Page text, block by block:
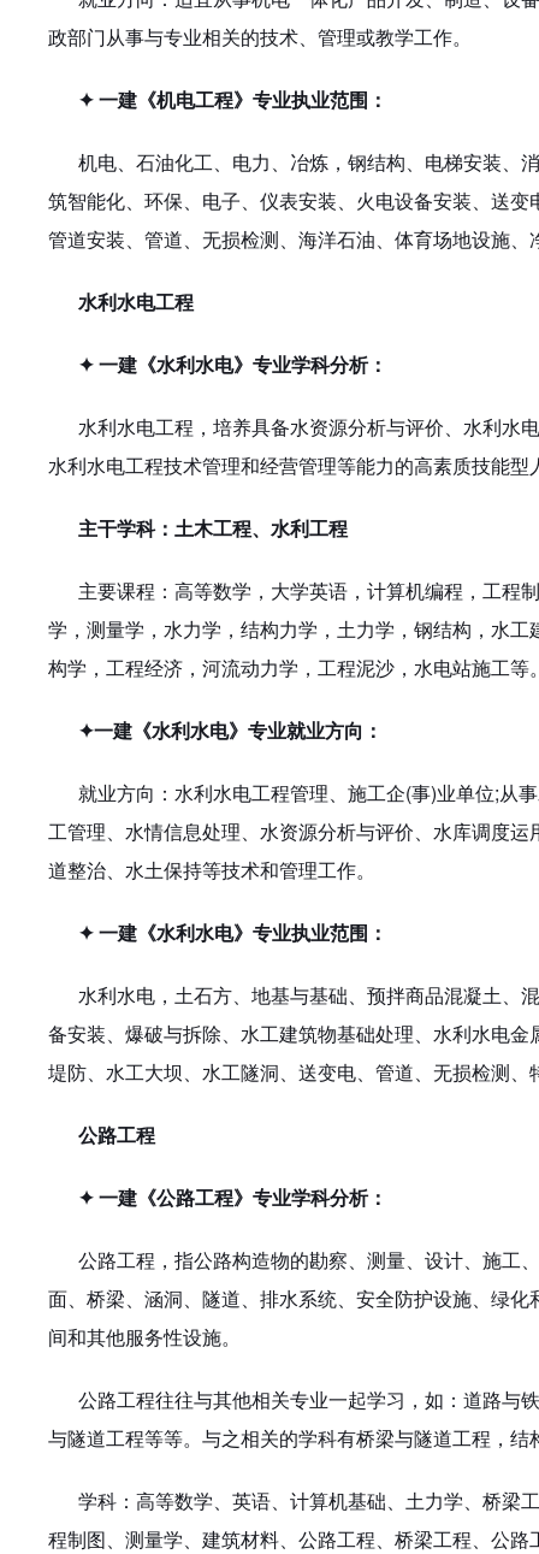
政部门从事与专业相关的技术、管理或教学工作。
✦ 一建《机电工程》专业执业范围：
机电、石油化工、电力、冶炼，钢结构、电梯安装、
筑智能化、环保、电子、仪表安装、火电设备安装、送
管道安装、管道、无损检测、海洋石油、体育场地设施
水利水电工程
✦ 一建《水利水电》专业学科分析：
水利水电工程，培养具备水资源分析与评价、水利水
水利水电工程技术管理和经营管理等能力的高素质技能型
主干学科：土木工程、水利工程
主要课程：高等数学，大学英语，计算机编程，工程
学，测量学，水力学，结构力学，土力学，钢结构，水
构学，工程经济，河流动力学，工程泥沙，水电站施工等
✦一建《水利水电》专业就业方向：
就业方向：水利水电工程管理、施工企(事)业单位;从
工管理、水情信息处理、水资源分析与评价、水库调度
道整治、水土保持等技术和管理工作。
✦ 一建《水利水电》专业执业范围：
水利水电，土石方、地基与基础、预拌商品混凝土、
备安装、爆破与拆除、水工建筑物基础处理、水利水电
堤防、水工大坝、水工隧洞、送变电、管道、无损检测、
公路工程
✦ 一建《公路工程》专业学科分析：
公路工程，指公路构造物的勘察、测量、设计、施工
面、桥梁、涵洞、隧道、排水系统、安全防护设施、绿
间和其他服务性设施。
公路工程往往与其他相关专业一起学习，如：道路与
与隧道工程等等。与之相关的学科有桥梁与隧道工程，
学科：高等数学、英语、计算机基础、土力学、桥梁
程制图、测量学、建筑材料、公路工程、桥梁工程、公